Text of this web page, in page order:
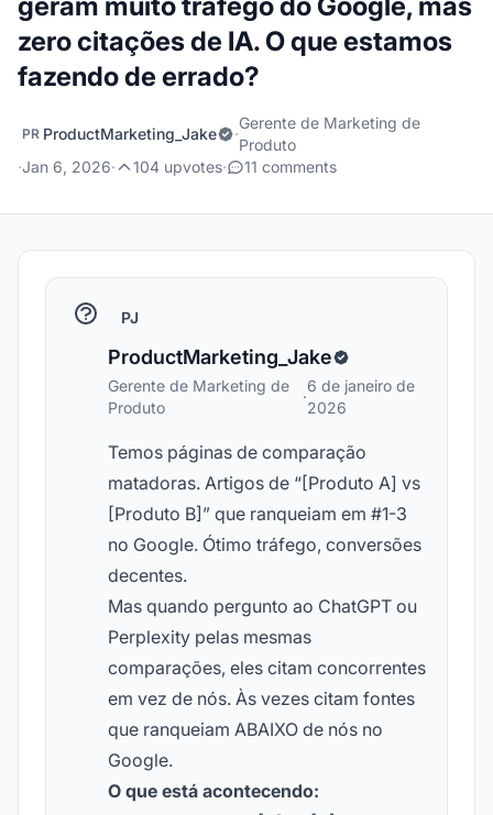
zero citações de IA. O que estamos
fazendo de errado?
PR ProductMarketing_Jake ·
Gerente de Marketing de
Produto
·Jan 6, 2026· 104 upvotes· 11 comments
PJ
ProductMarketing_Jake
Gerente de Marketing de
Produto
·
6 de janeiro de
2026
Temos páginas de comparação
matadoras. Artigos de “[Produto A] vs
[Produto B]” que ranqueiam em #1-3
no Google. Ótimo tráfego, conversões
decentes.
Mas quando pergunto ao ChatGPT ou
Perplexity pelas mesmas
comparações, eles citam concorrentes
em vez de nós. Às vezes citam fontes
que ranqueiam ABAIXO de nós no
Google.
O que está acontecendo: